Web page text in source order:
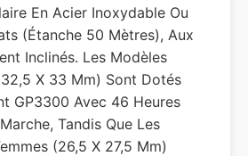
En Acier Inoxydable Ou
(étanche 50 Mètres), Aux
Inclinés. Les Modèles
X 33 Mm) Sont Dotés
GP3300 Avec 46 Heures
Tandis Que Les
(26,5 X 27,5 Mm)